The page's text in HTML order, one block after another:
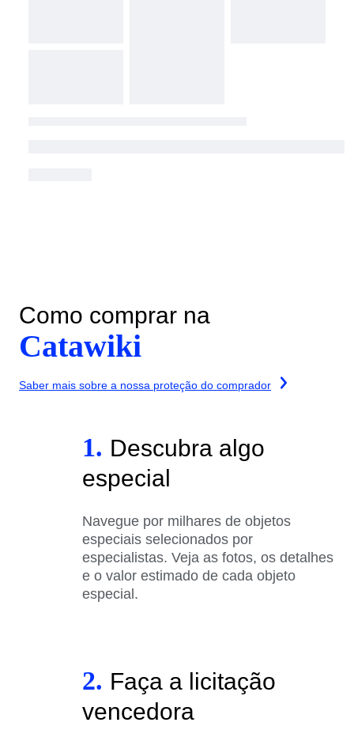
Como comprar na
Catawiki
Saber mais sobre a nossa proteção do comprador
1. Descubra algo
especial
Navegue por milhares de objetos
especiais selecionados por
especialistas. Veja as fotos, os detalhes
e o valor estimado de cada objeto
especial.
2. Faça a licitação
vencedora